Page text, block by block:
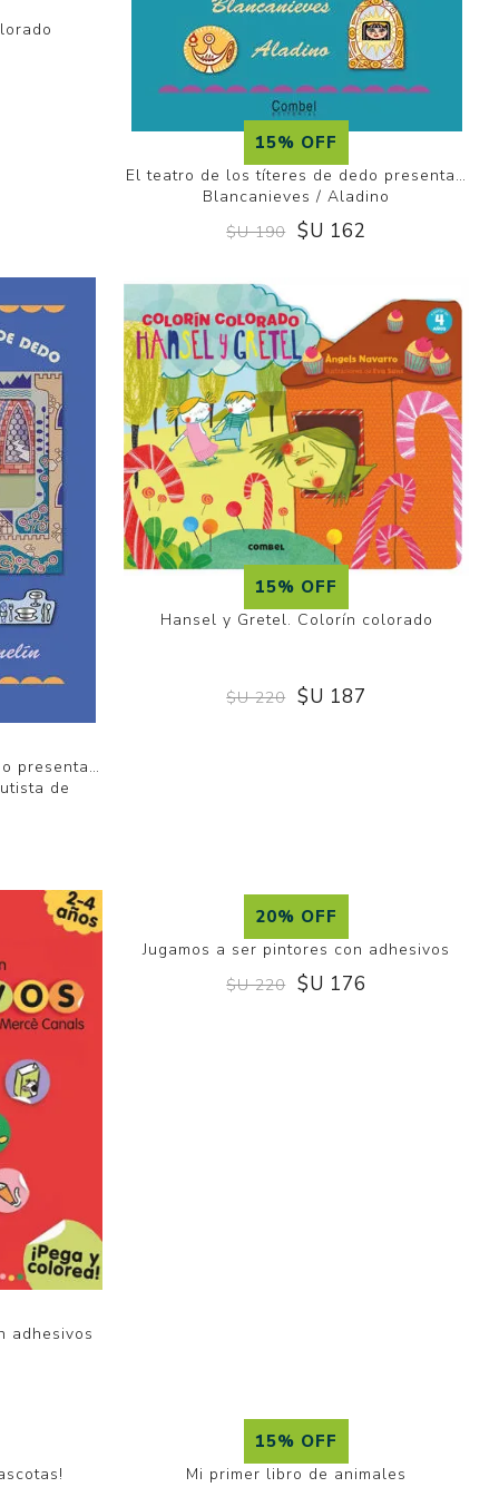
15% OFF
El teatro de los títeres de dedo presenta…
Blancanieves / Aladino
$U 190 $U 162
presenta…
de
15% OFF
Hansel y Gretel. Colorín colorado
adhesivos
20% OFF
Jugamos a ser pintores con adhesivos
$U 220 $U 176
15% OFF
Mi primer libro de animales